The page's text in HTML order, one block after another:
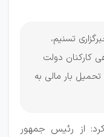
تسنیم،
کارکنان دولت
بار مالی به
از رئیس جمهور